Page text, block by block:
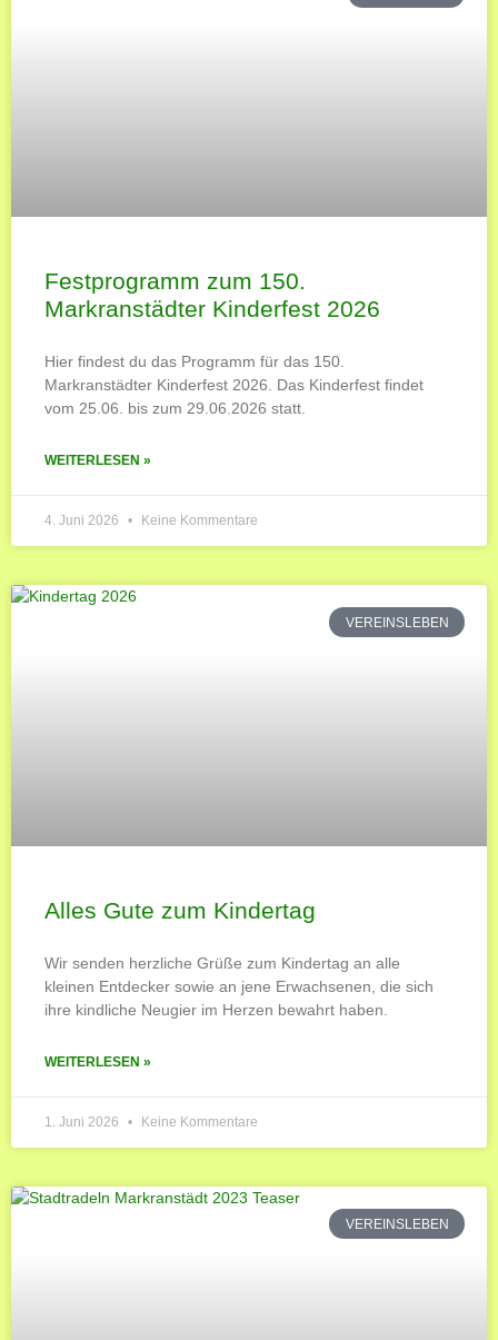
Festprogramm zum 150.
Markranstädter Kinderfest 2026
Hier findest du das Programm für das 150.
Markranstädter Kinderfest 2026. Das Kinderfest findet
vom 25.06. bis zum 29.06.2026 statt.
WEITERLESEN »
4. Juni 2026 Keine Kommentare
VEREINSLEBEN
Alles Gute zum Kindertag
Wir senden herzliche Grüße zum Kindertag an alle
kleinen Entdecker sowie an jene Erwachsenen, die sich
ihre kindliche Neugier im Herzen bewahrt haben.
WEITERLESEN »
1. Juni 2026 Keine Kommentare
VEREINSLEBEN